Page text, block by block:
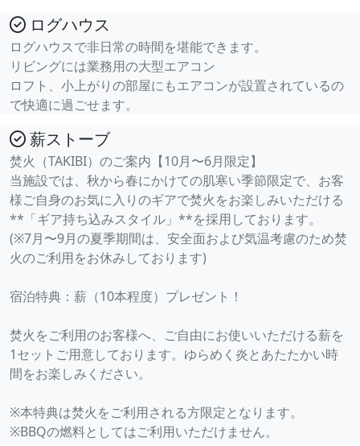
ログハウス
ログハウスで非日常の時間を堪能できます。
リビングには業務用の大型エアコン
ロフト、小上がりの部屋にもエアコンが設置されているの
で快適に過ごせます。
薪ストーブ
焚火（TAKIBI）のご案内【10月〜6月限定】
当施設では、秋から春にかけての肌寒い季節限定で、お客
様ご自身のお気に入りのギアで焚火をお楽しみいただける
**「ギア持ち込みスタイル」**を採用しております。
(※7月〜9月の夏季期間は、安全面および気温考慮のため焚
火のご利用をお休みしております)
宿泊特典：薪（10本程度）プレゼント！
焚火をご利用のお客様へ、ご自由にお使いいただける薪を
1セットご用意しております。ゆらめく炎とあたたかい時
間をお楽しみください。
※本特典は焚火をご利用される方限定となります。
※BBQの燃料としてはご利用いただけません。